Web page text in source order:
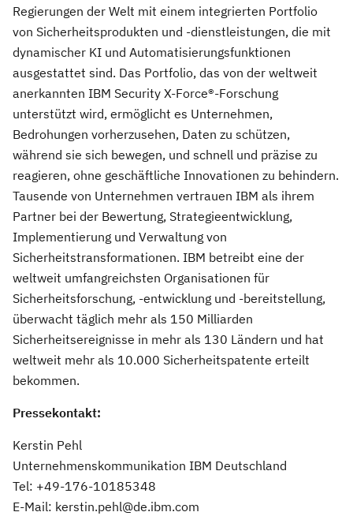
Regierungen der Welt mit einem integrierten Portfolio
von Sicherheitsprodukten und -dienstleistungen, die mit
dynamischer KI und Automatisierungsfunktionen
ausgestattet sind. Das Portfolio, das von der weltweit
anerkannten IBM Security X-Force®-Forschung
unterstützt wird, ermöglicht es Unternehmen,
Bedrohungen vorherzusehen, Daten zu schützen,
während sie sich bewegen, und schnell und präzise zu
reagieren, ohne geschäftliche Innovationen zu behindern.
Tausende von Unternehmen vertrauen IBM als ihrem
Partner bei der Bewertung, Strategieentwicklung,
Implementierung und Verwaltung von
Sicherheitstransformationen. IBM betreibt eine der
weltweit umfangreichsten Organisationen für
Sicherheitsforschung, -entwicklung und -bereitstellung,
überwacht täglich mehr als 150 Milliarden
Sicherheitsereignisse in mehr als 130 Ländern und hat
weltweit mehr als 10.000 Sicherheitspatente erteilt
bekommen.
Pressekontakt:
Kerstin Pehl
Unternehmenskommunikation IBM Deutschland
Tel: +49-176-10185348
E-Mail: kerstin.pehl@de.ibm.com